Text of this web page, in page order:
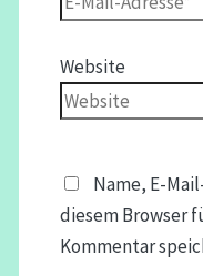
Website
Name, E-
diesem Browser
Kommentar